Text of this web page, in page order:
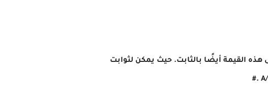
القيمة أيضًا بالثابت. حيث يمكن لثوابت